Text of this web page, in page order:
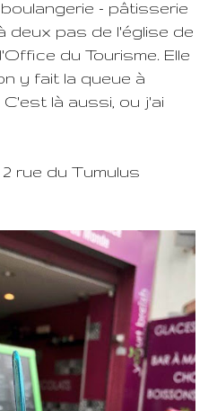
- pâtisserie
deux pas de l'église de
du Tourisme. Elle
y fait la queue à
là aussi, ou j'ai
rue du Tumulus